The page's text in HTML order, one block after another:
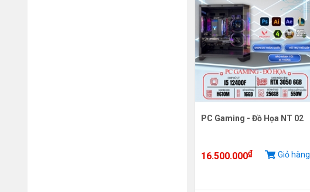
PC Gaming - Đồ Họa NT 02
16.500.000₫ Giỏ hàng